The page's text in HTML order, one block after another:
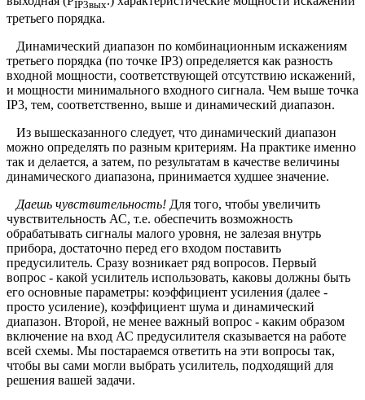
IР3вых
третьего порядка.
Динамический диапазон по комбинационным искажениям
третьего порядка (по точке IP3) определяется как разность
входной мощности, соответствующей отсутствию искажений,
и мощности минимального входного сигнала. Чем выше точка
IP3, тем, соответственно, выше и динамический диапазон.
Из вышесказанного следует, что динамический диапазон
можно определять по разным критериям. На практике именно
так и делается, а затем, по результатам в качестве величины
динамического диапазона, принимается худшее значение.
Даешь чувствительность! Для того, чтобы увеличить
чувствительность АС, т.е. обеспечить возможность
обрабатывать сигналы малого уровня, не залезая внутрь
прибора, достаточно перед его входом поставить
предусилитель. Сразу возникает ряд вопросов. Первый
вопрос - какой усилитель использовать, каковы должны быть
его основные параметры: коэффициент усиления (далее -
просто усиление), коэффициент шума и динамический
диапазон. Второй, не менее важный вопрос - каким образом
включение на вход АС предусилителя сказывается на работе
всей схемы. Мы постараемся ответить на эти вопросы так,
чтобы вы сами могли выбрать усилитель, подходящий для
решения вашей задачи.